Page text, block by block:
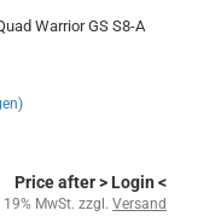
Warrior GS S8-A
Price after> Login <
19% MwSt. zzgl. Versand